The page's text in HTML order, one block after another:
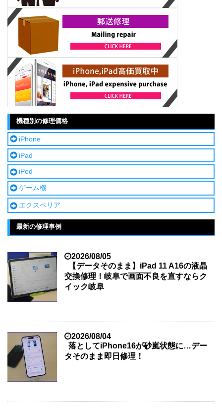
機種別の修理価格
iPhone
iPad
iPod
ゲーム機
エクスペリア
最新の修理事例
2026/08/05
【データそのまま】iPad 11 A16の液晶
交換修理！岐阜で画面不良を直すならク
イック岐阜
2026/08/04
落としてiPhone16が砂嵐状態に…デー
タそのまま即日修理！